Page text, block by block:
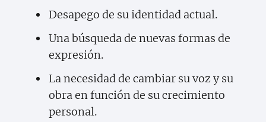
Desapego de su identidad actual.
Una búsqueda de nuevas formas de
expresión.
La necesidad de cambiar su voz y su
obra en función de su crecimiento
personal.